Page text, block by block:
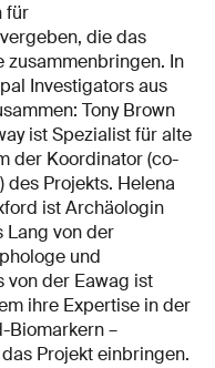
für
die das
zusammenbringen. In
Investigators aus
Tony Brown
ist Spezialist für alte
der Koordinator (co-
Projekts. Helena
ist Archäologin
Lang von der
und
von der Eawag ist
ihre Expertise in der
Biomarkern –
Projekt einbringen.